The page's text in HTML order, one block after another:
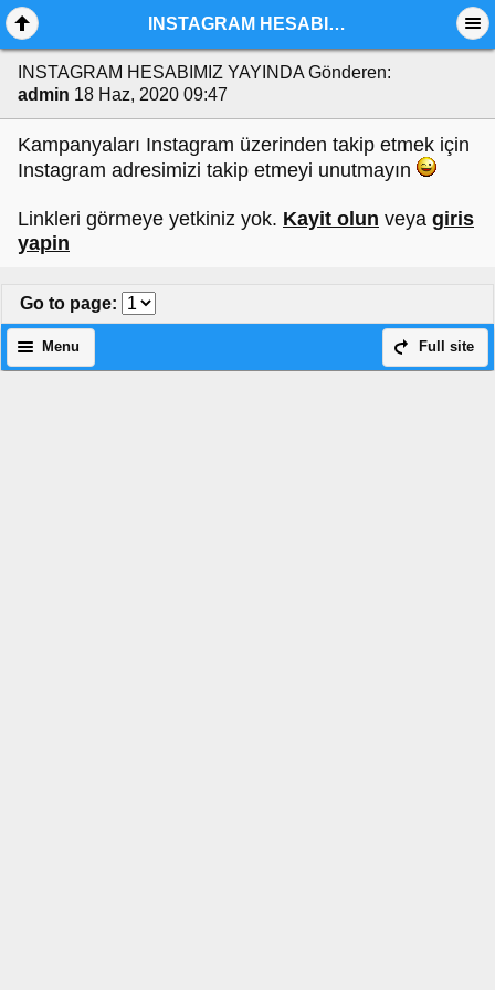
INSTAGRAM HESABIMIZ YAYINDA
INSTAGRAM HESABIMIZ YAYINDA Gönderen:
admin 18 Haz, 2020 09:47
Kampanyaları Instagram üzerinden takip etmek için
Instagram adresimizi takip etmeyi unutmayın
Linkleri görmeye yetkiniz yok. Kayit olun veya giris
yapin
Go to page:
Full site
Menu